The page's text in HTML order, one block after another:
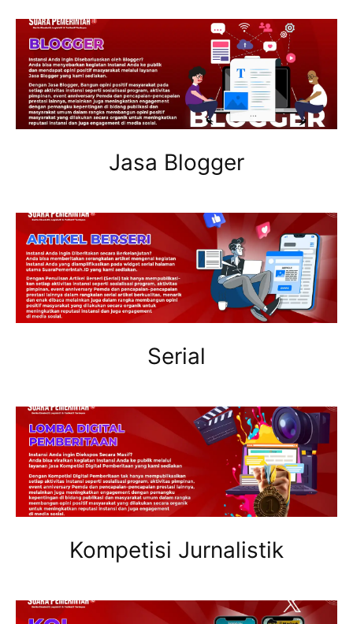
Jasa Blogger
Serial
Kompetisi Jurnalistik